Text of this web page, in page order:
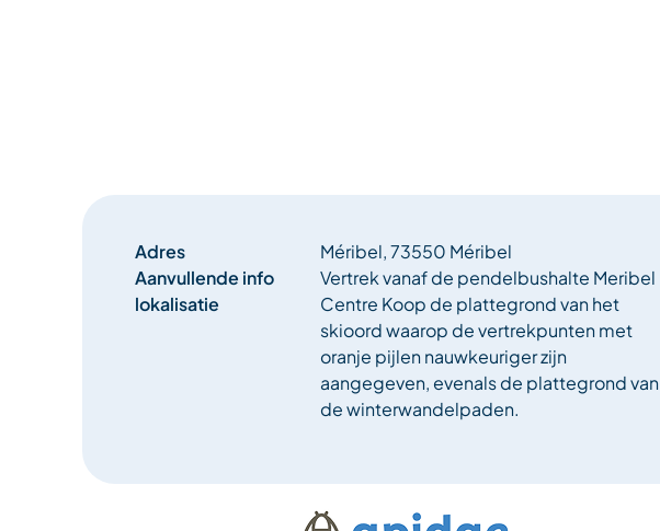
Adres
Méribel, 73550 Méribel
Aanvullende info
lokalisatie
Vertrek vanaf de pendelbushalte Meribel
Centre Koop de plattegrond van het
skioord waarop de vertrekpunten met
oranje pijlen nauwkeuriger zijn
aangegeven, evenals de plattegrond van
de winterwandelpaden.